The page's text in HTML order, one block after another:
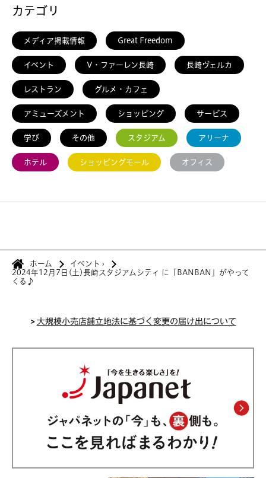
カテゴリ
メディア掲載情報 Great Freedom
イベント V・ファーレン長崎 長崎ヴェルカ
レストラン グルメ・カフェ
アミューズメント ショッピング サービス
学び その他 スタジアム アリーナ
ホテル ショッピングモール オフィス
ホーム イベント ›
2024年12月7日(土)長崎スタジアムシティ に「BANBAN」がやって
くる♪
>大規模小売店舗立地法に基づく変更の届け出について